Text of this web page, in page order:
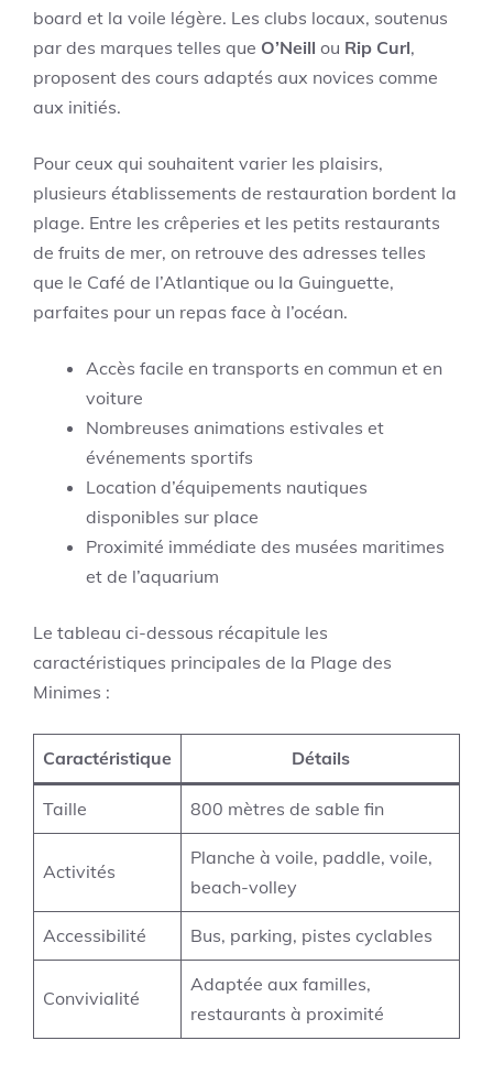
board et la voile légère. Les clubs locaux, soutenus
par des marques telles que O’Neill ou Rip Curl,
proposent des cours adaptés aux novices comme
aux initiés.
Pour ceux qui souhaitent varier les plaisirs,
plusieurs établissements de restauration bordent la
plage. Entre les crêperies et les petits restaurants
de fruits de mer, on retrouve des adresses telles
que le Café de l’Atlantique ou la Guinguette,
parfaites pour un repas face à l’océan.
Accès facile en transports en commun et en
voiture
Nombreuses animations estivales et
événements sportifs
Location d’équipements nautiques
disponibles sur place
Proximité immédiate des musées maritimes
et de l’aquarium
Le tableau ci-dessous récapitule les
caractéristiques principales de la Plage des
Minimes :
Caractéristique Détails
Taille 800 mètres de sable fin
Activités
Planche à voile, paddle, voile,
beach-volley
Accessibilité Bus, parking, pistes cyclables
Convivialité
Adaptée aux familles,
restaurants à proximité